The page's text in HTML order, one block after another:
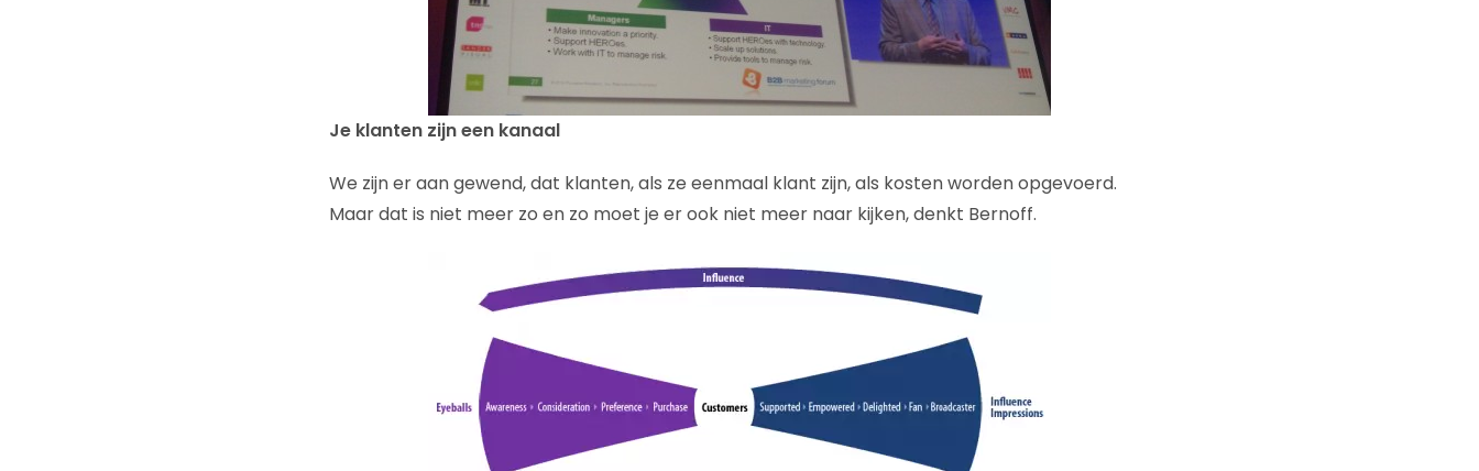
Je klanten zijn een kanaal
We zijn er aan gewend, dat klanten, als ze eenmaal klant zijn, als kosten worden opgevoerd.
Maar dat is niet meer zo en zo moet je er ook niet meer naar kijken, denkt Bernoff.